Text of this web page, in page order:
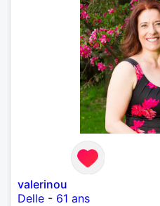
valerinou
Delle - 61 ans